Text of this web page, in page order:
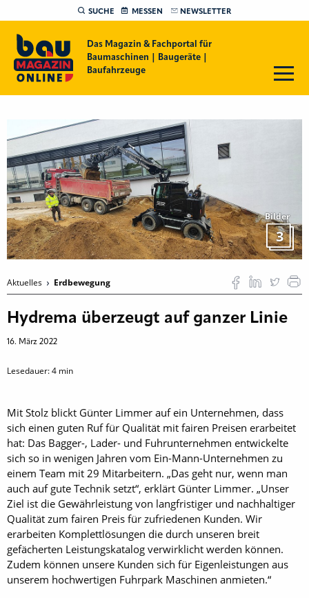
SUCHE MESSEN NEWSLETTER
Das Magazin & Fachportal für
Baumaschinen | Baugeräte |
Baufahrzeuge
Bilder
3
Aktuelles Erdbewegung
Hydrema überzeugt auf ganzer Linie
16. März 2022
Lesedauer:4 min
Mit Stolz blickt Günter Limmer auf ein Unternehmen, dass
sich einen guten Ruf für Qualität mit fairen Preisen erarbeitet
hat: Das Bagger-, Lader- und Fuhrunternehmen entwickelte
sich so in wenigen Jahren vom Ein-Mann-Unternehmen zu
einem Team mit 29 Mitarbeitern. „Das geht nur, wenn man
auch auf gute Technik setzt“, erklärt Günter Limmer. „Unser
Ziel ist die Gewährleistung von langfristiger und nachhaltiger
Qualität zum fairen Preis für zufriedenen Kunden. Wir
erarbeiten Komplettlösungen die durch unseren breit
gefächerten Leistungskatalog verwirklicht werden können.
Zudem können unsere Kunden sich für Eigenleistungen aus
unserem hochwertigen Fuhrpark Maschinen anmieten.“